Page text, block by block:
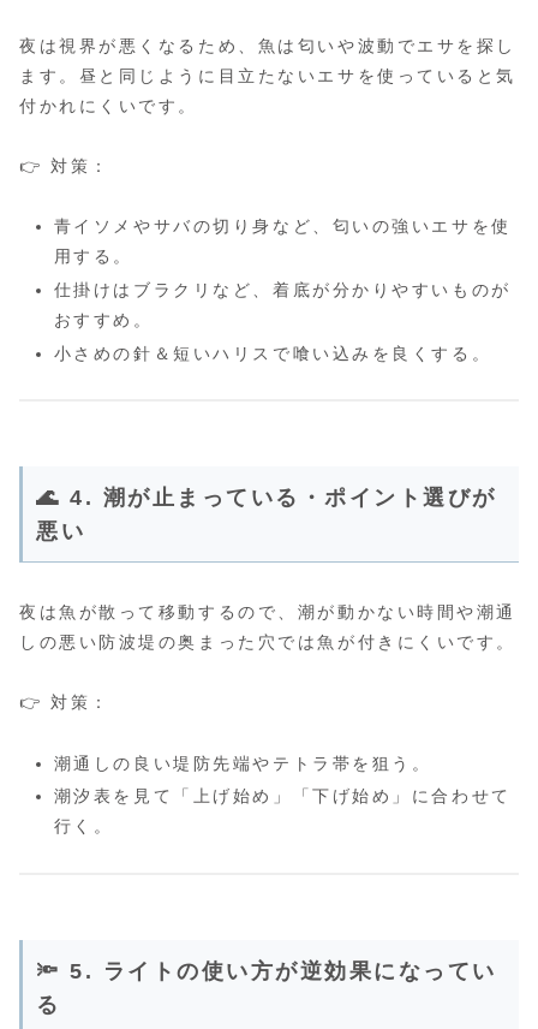
夜は視界が悪くなるため、魚は匂いや波動でエサを探し
ます。昼と同じように目立たないエサを使っていると気
付かれにくいです。
👉 対策：
青イソメやサバの切り身など、匂いの強いエサを使
用する。
仕掛けはブラクリなど、着底が分かりやすいものが
おすすめ。
小さめの針＆短いハリスで喰い込みを良くする。
🌊 4. 潮が止まっている・ポイント選びが
悪い
夜は魚が散って移動するので、潮が動かない時間や潮通
しの悪い防波堤の奥まった穴では魚が付きにくいです。
👉 対策：
潮通しの良い堤防先端やテトラ帯を狙う。
潮汐表を見て「上げ始め」「下げ始め」に合わせて
行く。
🔦 5. ライトの使い方が逆効果になってい
る